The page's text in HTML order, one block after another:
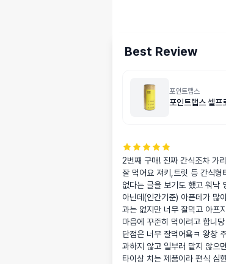
Best Review
포인트랩스
포인트랩스 셀
2번째 구매! 진짜 간식조차 가
잘 먹어요 져키,트릿 등 간식형
없다는 글을 보기도 했고 워낙
아닌데(인간기준) 아픈데가 많
과는 없지만 너무 잘먹고 아프
마음에 꾸준히 먹이려고 합니당
단점은 너무 잘먹어욬ㅋ 왕창
과하지 않고 일부러 맡지 않으
타이상 치는 제품이라 편식 심